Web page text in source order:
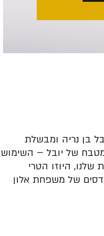
בן נריה ומבשלת
של יובל – השימוש
שלנו, היוזו הטרי
של משפחת אלון